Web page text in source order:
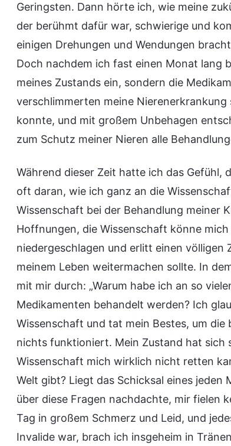
Geringsten. Dann hörte ich, wie meine
der berühmt dafür war, schwierige und
einigen Drehungen und Wendungen
Doch nachdem ich fast einen Monat lang
meines Zustands ein, sondern die
verschlimmerten meine
konnte, und mit großem Unbehagen
zum Schutz meiner Nieren alle
Während dieser Zeit hatte ich das
oft daran, wie ich ganz an die
Wissenschaft bei der Behandlung meiner
Hoffnungen, die Wissenschaft könne
niedergeschlagen und erlitt einen
meinem Leben weitermachen sollte. In
mit mir durch: „Warum habe ich an so
Medikamenten behandelt werden? Ich
Wissenschaft und tat mein Bestes, um
nichts funktioniert. Mein Zustand hat sich
Wissenschaft mich wirklich nicht retten
Welt gibt? Liegt das Schicksal eines jeden
über diese Fragen nachdachte, mir fielen
Tag in großem Schmerz und Leid, und
Invalide war, brach ich insgeheim in